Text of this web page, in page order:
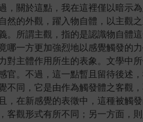
關於這點，我在這裡僅以暗示
然的外觀，躍入物自體，以主觀
所謂主觀，指的是認識物自體
一方更加強烈地以感覺觸發的
主體作用所生的表象。文學中
。不過，這一點暫且留待後述
不同，它是由作為觸發體之客觀
在新感覺的表徵中，這種被觸
觀形式有所不同；另一方面，則